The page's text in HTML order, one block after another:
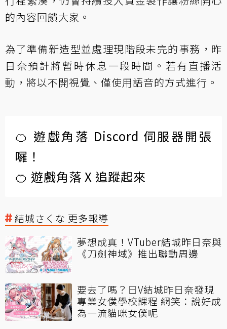
的內容回饋大家。
為了準備新造型並處理現階段未完的事務，昨
日奈預計將暫時休息一段時間。若有直播活
動，將以不開視覺、僅使用語音的方式進行。
🍊 遊戲角落 Discord 伺服器開張
囉！
🍊 遊戲角落 X 追蹤起來
結城さくな 更多報導
夢想成真！VTuber結城昨日奈與
《刀劍神域》推出聯動周邊
要去了嗎？日V結城昨日奈發現
專業女僕學校課程 網笑：說好成
為一流貓咪女僕呢